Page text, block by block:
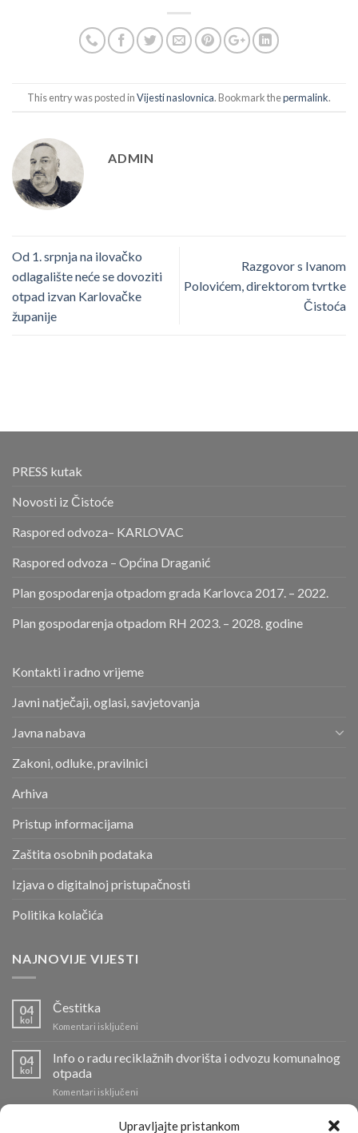
Upravljajte pristankom
This entry was posted inVijesti naslovnica. Bookmark thepermalink.
ADMIN
Od 1. srpnja na ilovačko
odlagalište neće se dovoziti
otpad izvan Karlovačke
županije
Razgovor s Ivanom
Polovićem, direktorom tvrtke
Čistoća
PRESS kutak
Novosti iz Čistoće
Raspored odvoza– KARLOVAC
Raspored odvoza – Općina Draganić
Plan gospodarenja otpadom grada Karlovca 2017. – 2022.
Plan gospodarenja otpadom RH 2023. – 2028. godine
Kontakti i radno vrijeme
Javni natječaji, oglasi, savjetovanja
Javna nabava
Zakoni, odluke, pravilnici
Arhiva
Pristup informacijama
Zaštita osobnih podataka
Izjava o digitalnoj pristupačnosti
Politika kolačića
NAJNOVIJE VIJESTI
04
kol
Čestitka
Komentari isključeni
04
kol
Info o radu reciklažnih dvorišta i odvozu komunalnog
otpada
Komentari isključeni
Info
Požar na Odlagalištu Ilovac lokaliziran